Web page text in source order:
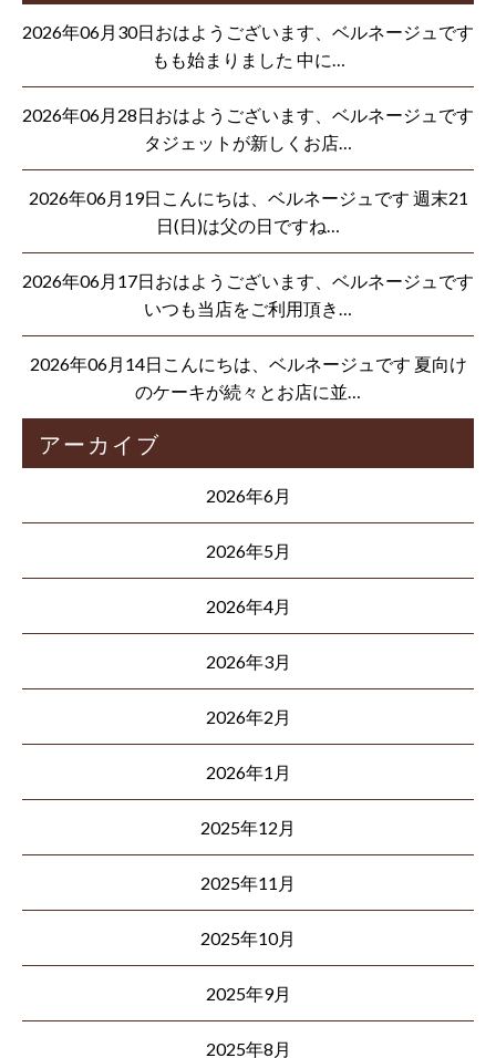
2026年06月30日おはようございます、ベルネージュです
もも始まりました 中に…
2026年06月28日おはようございます、ベルネージュです
タジェットが新しくお店…
2026年06月19日こんにちは、ベルネージュです 週末21
日(日)は父の日ですね…
2026年06月17日おはようございます、ベルネージュです
いつも当店をご利用頂き…
2026年06月14日こんにちは、ベルネージュです 夏向け
のケーキが続々とお店に並…
アーカイブ
2026年6月
2026年5月
2026年4月
2026年3月
2026年2月
2026年1月
2025年12月
2025年11月
2025年10月
2025年9月
2025年8月